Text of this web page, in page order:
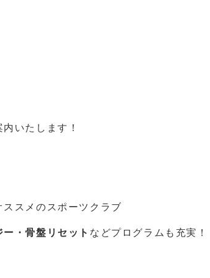
いたします！
ススメのスポーツクラブ
・骨盤リセット などプログラムも充実！